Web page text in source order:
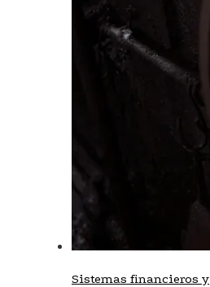
Sistemas financieros y